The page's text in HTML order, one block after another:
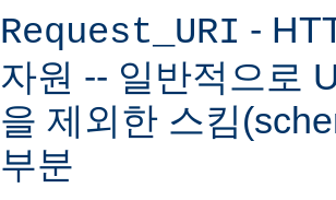
Request_URI -
자원 -- 일반적으로
을 제외한 스킴
부분